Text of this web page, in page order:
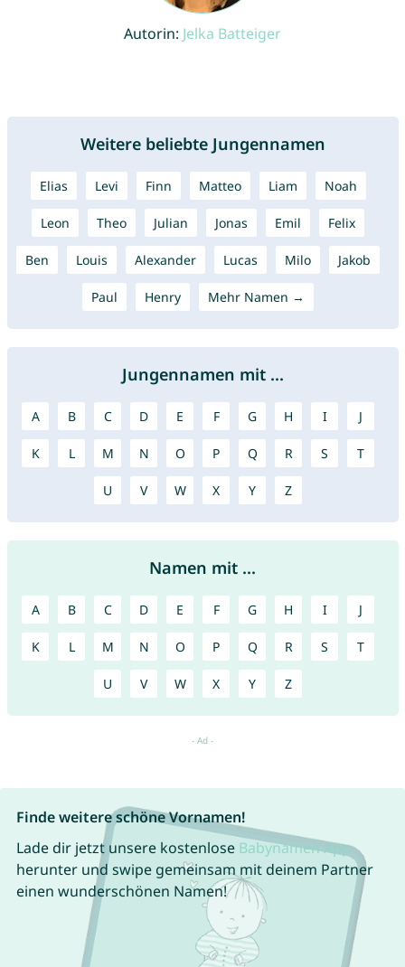
Autorin: Jelka Batteiger
Weitere beliebte Jungennamen
Elias Levi Finn Matteo Liam Noah
Leon Theo Julian Jonas Emil Felix
Ben Louis Alexander Lucas Milo Jakob
Paul Henry Mehr Namen →
Jungennamen mit ...
A B C D E F G H I J
K L M N O P Q R S T
U V W X Y Z
Namen mit ...
A B C D E F G H I J
K L M N O P Q R S T
U V W X Y Z
Finde weitere schöne Vornamen!
Lade dir jetzt unsere kostenlose Babynamen App
herunter und swipe gemeinsam mit deinem Partner
einen wunderschönen Namen!